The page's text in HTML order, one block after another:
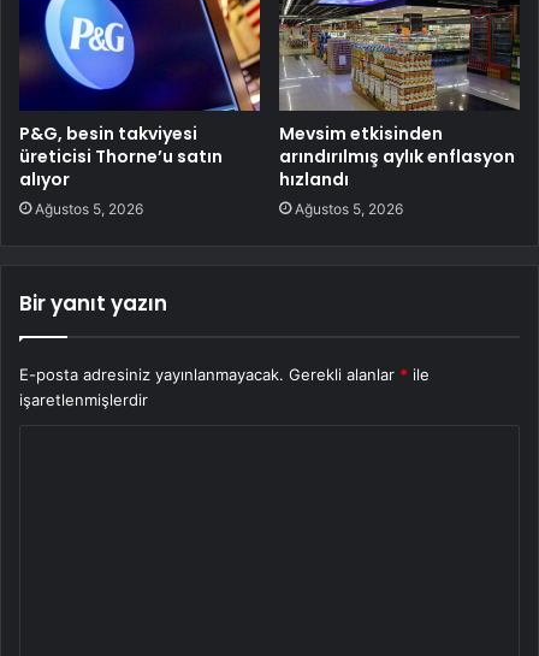
P&G, besin takviyesi
üreticisi Thorne’u satın
alıyor
Ağustos 5, 2026
Mevsim etkisinden
arındırılmış aylık enflasyon
hızlandı
Ağustos 5, 2026
Bir yanıt yazın
E-posta adresiniz yayınlanmayacak. Gerekli alanlar * ile
işaretlenmişlerdir